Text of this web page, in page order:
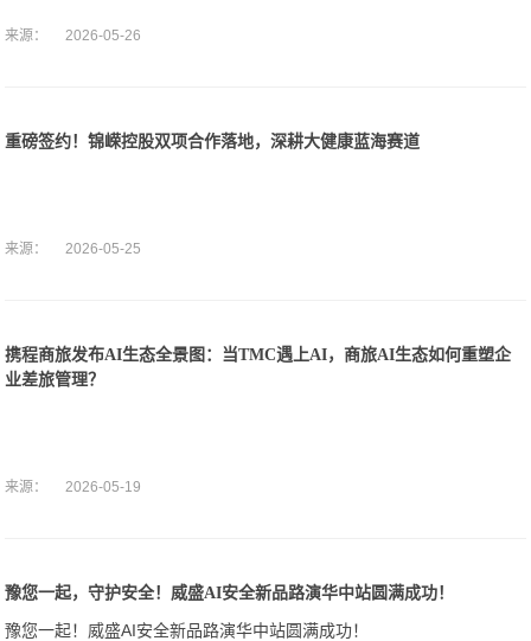
来源： 2026-05-26
重磅签约！锦嵘控股双项合作落地，深耕大健康蓝海赛道
来源： 2026-05-25
携程商旅发布AI生态全景图：当TMC遇上AI，商旅AI生态如何重塑企
业差旅管理？
来源： 2026-05-19
豫您一起，守护安全！威盛AI安全新品路演华中站圆满成功！
豫您一起！威盛AI安全新品路演华中站圆满成功！